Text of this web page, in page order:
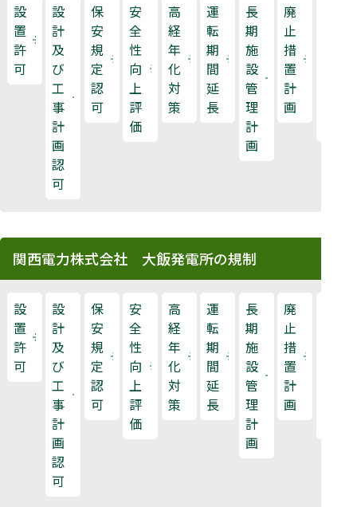
設
置
許
可
設
計
及
び
工
事
計
画
認
可
保
安
規
定
認
可
安
全
性
向
上
評
価
高
経
年
化
対
策
運
転
期
間
延
長
長
期
施
設
管
理
計
画
廃
止
措
置
計
画
関西電力株式会社 大飯発電所の規制
設
置
許
可
設
計
及
び
工
事
計
画
認
可
保
安
規
定
認
可
安
全
性
向
上
評
価
高
経
年
化
対
策
運
転
期
間
延
長
長
期
施
設
管
理
計
画
廃
止
措
置
計
画